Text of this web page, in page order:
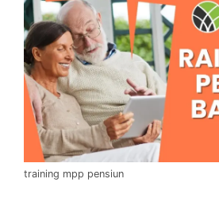
training mpp pensiun